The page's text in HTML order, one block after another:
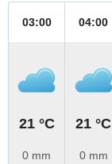
03:00
21 °C
0 mm
04:00
21 °C
0 mm